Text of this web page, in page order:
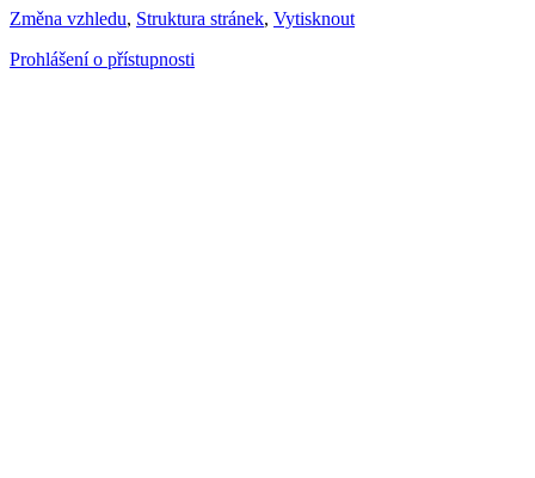
Změna vzhledu, Struktura stránek, Vytisknout
Prohlášení o přístupnosti